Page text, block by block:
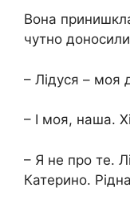
Вона
чутно
– Лідуся – моя
– І моя, наша.
– Я не про те.
Катерино.